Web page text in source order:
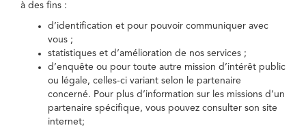
à des fins :
d’identification et pour pouvoir communiquer avec
vous ;
statistiques et d’amélioration de nos services ;
d’enquête ou pour toute autre mission d’intérêt public
ou légale, celles-ci variant selon le partenaire
concerné. Pour plus d’information sur les missions d’un
partenaire spécifique, vous pouvez consulter son site
internet;